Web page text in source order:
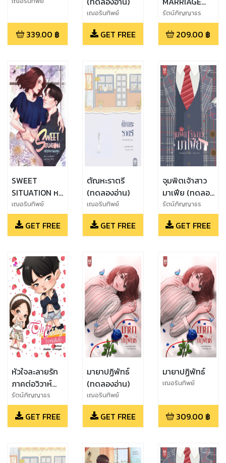
339.00 ฿
เฌอรินทิพย์
GET FREE
วิวาห์รักพิศวาส
รัตน์ภิญญาธร
209.00 ฿
SWEET
SITUATION หนี
รักมาพบคุณ
(ทดลองอ่าน)
เฌอรินทิพย์
GET FREE
ตัณหะราตรี
(ทดลองอ่าน)
เฌอรินทิพย์
GET FREE
จุมพิตเจ้าสาว
มาเฟีย (ทดลอง
อ่าน)
รัตน์ภิญญาธร
GET FREE
หัวใจละลายรัก
ภาคต่อวิวาห์
ปล้นรัก
รัตน์ภิญญาธร
GET FREE
มายาปฏิพัทธ์
(ทดลองอ่าน)
เฌอรินทิพย์
GET FREE
มายาปฏิพัทธ์
เฌอรินทิพย์
309.00 ฿